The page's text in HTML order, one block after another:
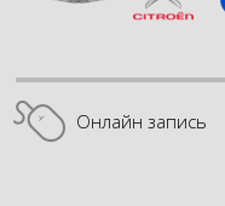
Онлайн запись